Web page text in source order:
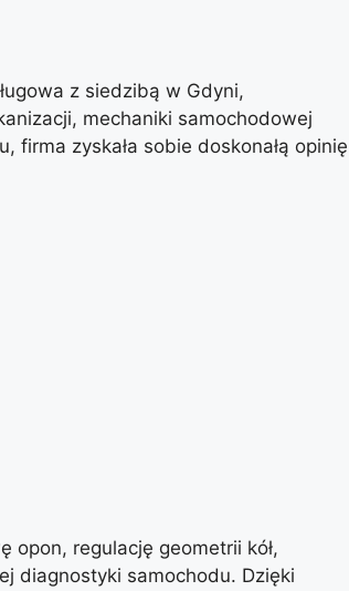
z siedzibą w Gdyni,
mechaniki samochodowej
firma zyskała sobie doskonałą opinię
opon, regulację geometrii kół,
diagnostyki samochodu. Dzięki